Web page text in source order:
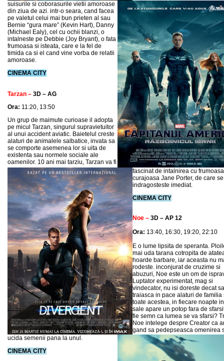
suisurile si coborasurile vietii amoroase
din ziua de azi. intr-o seara, cand facea
pe valetul celui mai bun prieten al sau
Bernie “gura mare” (Kevin Hart), Danny
(Michael Ealy), cel cu ochii blanzi, o
intalneste pe Debbie (Joy Bryant), o fata
frumoasa si isteata, care e la fel de
timida ca si el cand vine vorba de relatii
amoroase.
CINEMA CITY
Tarzan – 3D – AG
Ora: 11:20, 13:50
Un grup de maimute curioase il adopta
pe micul Tarzan, singurul supravietuitor
al unui accident aviatic. Baietelul creste
alaturi de animalele salbatice, invata sa
se comporte asemenea lor si uita de
existenta sau normele sociale ale
oamenilor. 10 ani mai tarziu, Tarzan va fi
fascinat de intalnirea cu
curajoasa Jane Porter, de care se
indragosteste imediat.
CINEMA CITY
Noe – 3D – AP 12
Ora: 13:40, 16:30, 19:20, 22:10
E o lume lipsita de speranta.
mai uda tarana cotropita de
hoarde barbare, iar aceasta nu
rodeste. inconjurat de cruzime si
abuzuri, Noe este un om de
Luptator experimentat, mag si
vindecator, nu isi doreste decat sa
traiasca in pace alaturi de familia
toate acestea, in fiecare noapte
sale apare un potop fara de
fie semn ca lumea se va sfarsi?
Noe intelege despre Creator ca
gand sa pedepseasca omenirea
ucida semenii pana la unul.
CINEMA CITY